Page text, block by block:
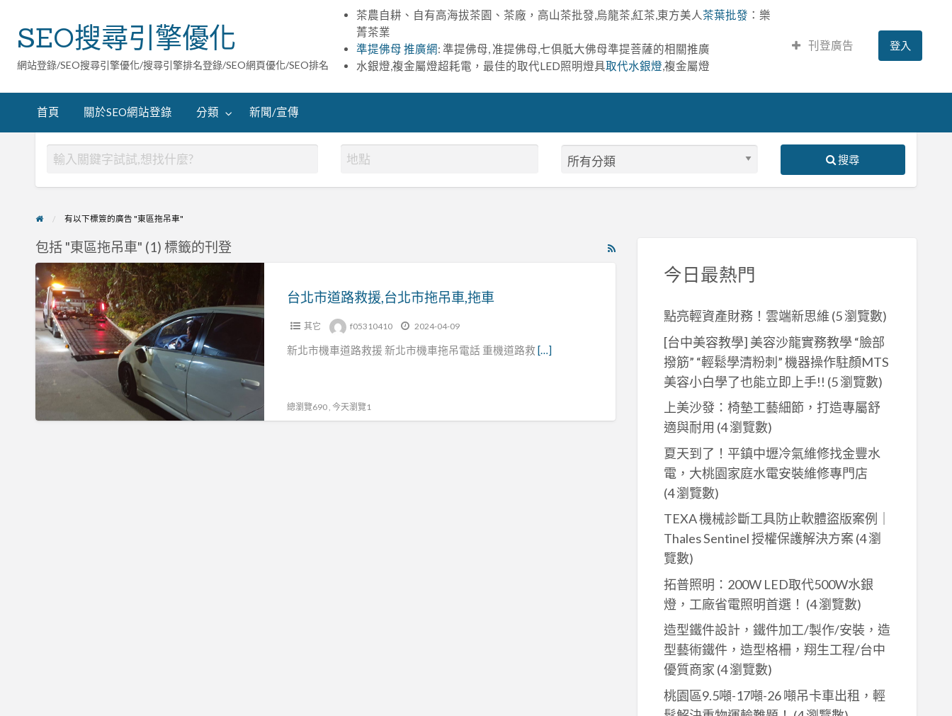
SEO搜尋引擎優化
網站登錄/SEO搜尋引擎優化/搜尋引擎排名登錄/SEO網頁優化/SEO排名
茶農自耕、自有高海拔茶園、茶廠，高山茶批發,烏龍茶,紅茶,東方美人 茶葉批發 ：樂
菁茶業
準提佛母 推廣網: 準提佛母, 准提佛母,七俱胝大佛母準提菩薩的相關推廣
水銀燈,複金屬燈超耗電，最佳的取代LED照明燈具取代水銀燈 ,複金屬燈
刊登廣告 登入
首頁 關於SEO網站登錄 分類 新聞/宣傳
搜尋
有以下標簽的廣告 "東區拖吊車"
RSS
車
包括 "東區拖吊車" (1) 標籤的刊登
台
北
市
道
路
救
援,
北
台北市道路救援,台北市拖吊車,拖車
其它 f05310410 2024-04-09
新北市機車道路救援 新北市機車拖吊電話 重機道路救[…]
總瀏覽690 , 今天瀏覽1
今日最熱門
點亮輕資產財務！雲端新思維 (5 瀏覽數)
[台中美容教學] 美容沙龍實務教學 “臉部
撥筋” “輕鬆學清粉刺” 機器操作駐顏MTS
美容小白學了也能立即上手!! (5 瀏覽數)
上美沙發：椅墊工藝細節，打造專屬舒
適與耐用 (4 瀏覽數)
夏天到了！平鎮中壢冷氣維修找金豐水
電，大桃園家庭水電安裝維修專門店
(4 瀏覽數)
TEXA 機械診斷工具防止軟體盜版案例｜
Thales Sentinel 授權保護解決方案 (4 瀏
覽數)
拓普照明：200W LED取代500W水銀
燈，工廠省電照明首選！ (4 瀏覽數)
造型鐵件設計，鐵件加工/製作/安裝，造
型藝術鐵件，造型格柵，翔生工程/台中
優質商家 (4 瀏覽數)
桃園區9.5噸-17噸-26 噸吊卡車出租，輕